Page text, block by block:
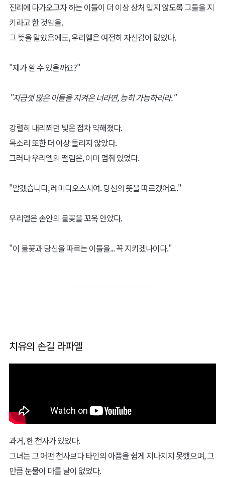
진리에 다가오고자 하는 이들이 더 이상 상처 입지 않도록 그들을 지
키라고 한 것임을.
그 뜻을 알았음에도, 우리엘은 여전히 자신감이 없었다.
"제가 할 수 있을까요?"
"지금껏 많은 이들을 지켜온 너라면, 능히 가능하리라."
강렬히 내리쬐던 빛은 점차 약해졌다.
목소리 또한 더 이상 들리지 않았다.
그러나 우리엘의 떨림은, 이미 멈춰 있었다.
"알겠습니다, 레미디오스시여. 당신의 뜻을 따르겠어요."
우리엘은 손안의 불꽃을 꼬옥 안았다.
"이 불꽃과 당신을 따르는 이들을... 꼭 지키겠나이다."
치유의 손길 라파엘
과거, 한 천사가 있었다.
그녀는 그 어떤 천사보다 타인의 아픔을 쉽게 지나치지 못했으며, 그
만큼 눈물이 마를 날이 없었다.